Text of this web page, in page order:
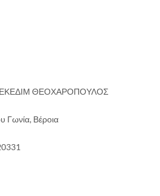
ΕΚΕΔΙΜ ΘΕΟΧΑΡΟΠΟΥΛΟΣ
Γωνία, Βέροια